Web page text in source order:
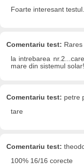
Foarte interesant
Comentariu test:
la intrebarea
mare din sistemul
Comentariu test: petre
tare
Comentariu test:
100% 16/16 corecte